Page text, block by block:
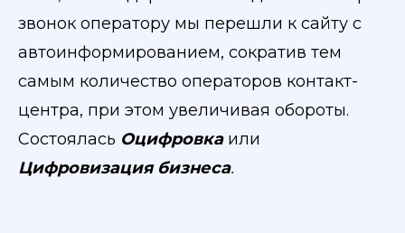
звонок оператору мы перешли к сайту с
автоинформированием, сократив тем
самым количество операторов контакт-
центра, при этом увеличивая обороты.
Состоялась Оцифровкаили
Цифровизация бизнеса.